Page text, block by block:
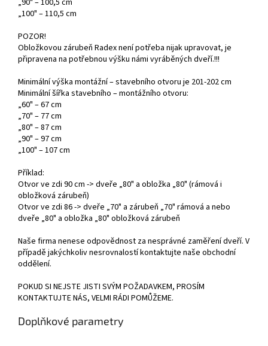
„90" – 100,5 cm
„100" – 110,5 cm
POZOR!
Obložkovou zárubeň Radex není potřeba nijak upravovat, je
připravena na potřebnou výšku námi vyráběných dveří.!!!
Minimální výška montážní – stavebního otvoru je 201-202 cm
Minimální šířka stavebního – montážního otvoru:
„60" – 67 cm
„70" – 77 cm
„80" – 87 cm
„90" – 97 cm
„100" – 107 cm
Příklad:
Otvor ve zdi 90 cm -> dveře „80" a obložka „80" (rámová i
obložková zárubeň)
Otvor ve zdi 86 -> dveře „70" a zárubeň „70" rámová a nebo
dveře „80" a obložka „80" obložková zárubeň
Naše firma nenese odpovědnost za nesprávné zaměření dveří. V
případě jakýchkoliv nesrovnalostí kontaktujte naše obchodní
oddělení.
POKUD SI NEJSTE JISTI SVÝM POŽADAVKEM, PROSÍM
KONTAKTUJTE NÁS, VELMI RÁDI POMŮŽEME.
Doplňkové parametry